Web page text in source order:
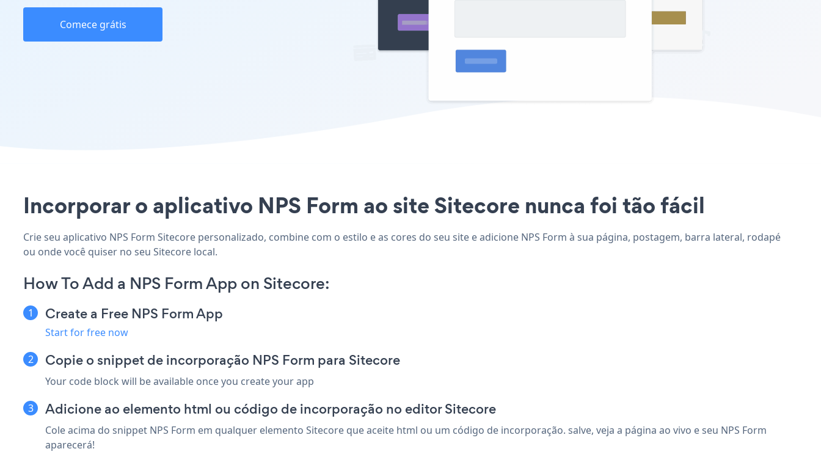
Comece grátis
Incorporar o aplicativo NPS Form ao site Sitecore nunca foi tão fácil
Crie seu aplicativo NPS Form Sitecore personalizado, combine com o estilo e as cores do seu site e adicione NPS Form à sua página, postagem, barra lateral, rodapé
ou onde você quiser no seu Sitecore local.
How To Add a NPS Form App on Sitecore:
Create a Free NPS Form App
Start for free now
Copie o snippet de incorporação NPS Form para Sitecore
Your code block will be available once you create your app
Adicione ao elemento html ou código de incorporação no editor Sitecore
Cole acima do snippet NPS Form em qualquer elemento Sitecore que aceite html ou um código de incorporação. salve, veja a página ao vivo e seu NPS Form
aparecerá!